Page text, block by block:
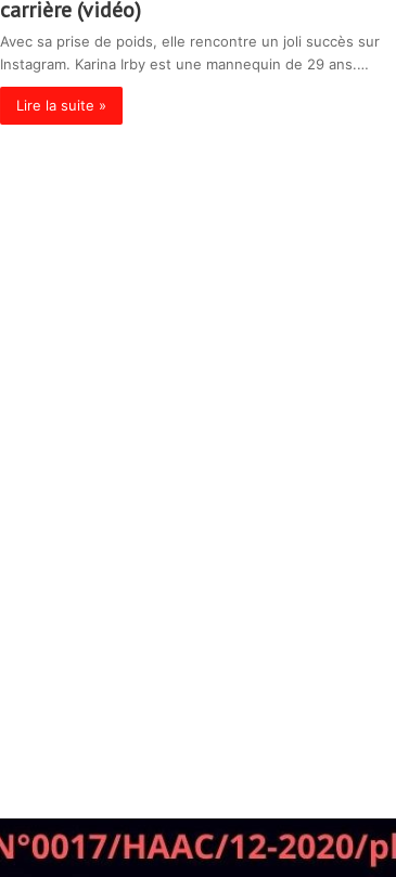
carrière (vidéo)
Avec sa prise de poids, elle rencontre un joli succès sur
Instagram. Karina Irby est une mannequin de 29 ans.…
Lire la suite »